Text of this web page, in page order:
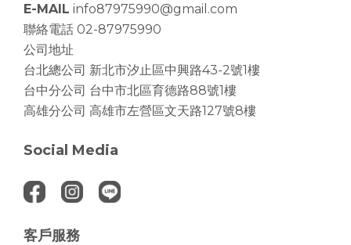
E-MAIL info87975990@gmail.com
聯絡電話 02-87975990
公司地址
台北總公司 新北市汐止區中興路43-2號1樓
台中分公司 台中市北區育德路88號1樓
高雄分公司 高雄市左營區文天路127號8樓
Social Media
客戶服務